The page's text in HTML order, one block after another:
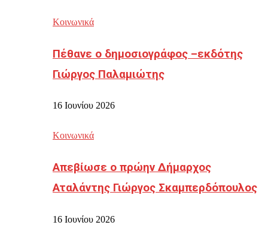
Κοινωνικά
Πέθανε ο δημοσιογράφος –εκδότης
Γιώργος Παλαμιώτης
16 Ιουνίου 2026
Κοινωνικά
Απεβίωσε ο πρώην Δήμαρχος
Αταλάντης Γιώργος Σκαμπερδόπουλος
16 Ιουνίου 2026